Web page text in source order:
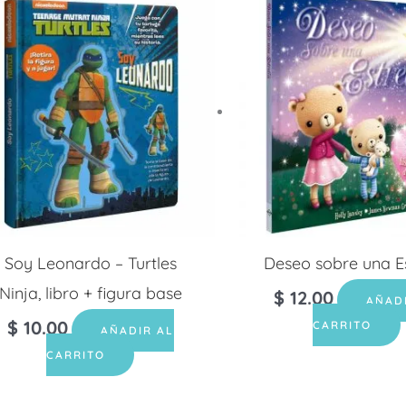
Soy Leonardo – Turtles
Ninja, libro + figura base
$ 10.00
AÑADIR AL
CARRITO
Deseo sobre una
$ 12.00
CARRITO